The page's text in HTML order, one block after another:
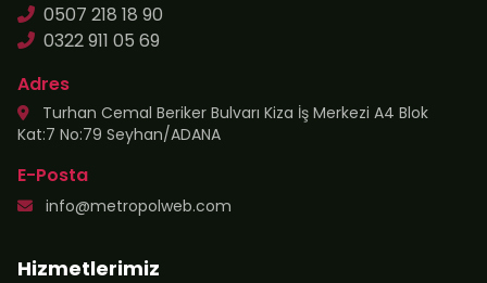
0507 218 18 90
0322 911 05 69
Adres
Turhan Cemal Beriker Bulvarı Kiza İş Merkezi A4 Blok
Kat:7 No:79 Seyhan/ADANA
E-Posta
info@metropolweb.com
Hizmetlerimiz